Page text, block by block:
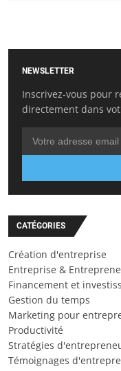
NEWSLETTER
Inscrivez-vous pour
directement dans
CATÉGORIES
Création d'entreprise
Entreprise &
Financement et
Gestion du temps
Marketing pour
Productivité
Stratégies
Témoignages